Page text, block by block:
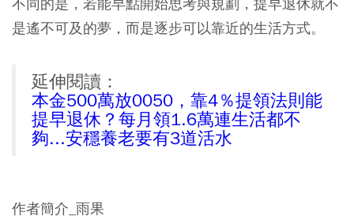
是遙不可及的夢，而是逐步可以靠近的生活方式。
延伸閱讀：
本金500萬放0050，靠4％提領法則能
提早退休？每月領1.6萬連生活都不
夠...安穩養老要有3道活水
作者簡介_雨果